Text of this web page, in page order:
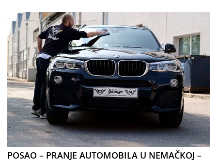
POSAO – PRANJE AUTOMOBILA U NEMAČKOJ –